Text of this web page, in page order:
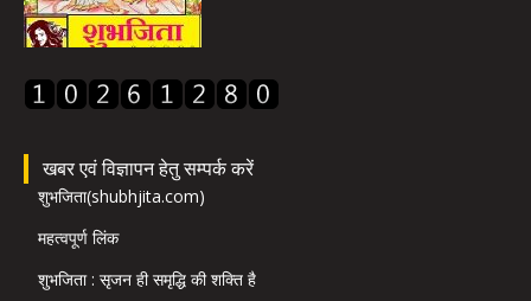
खबर एवं विज्ञापन हेतु सम्पर्क करें
शुभजिता(shubhjita.com)
महत्वपूर्ण लिंक
शुभजिता : सृजन ही समृद्धि की शक्ति है